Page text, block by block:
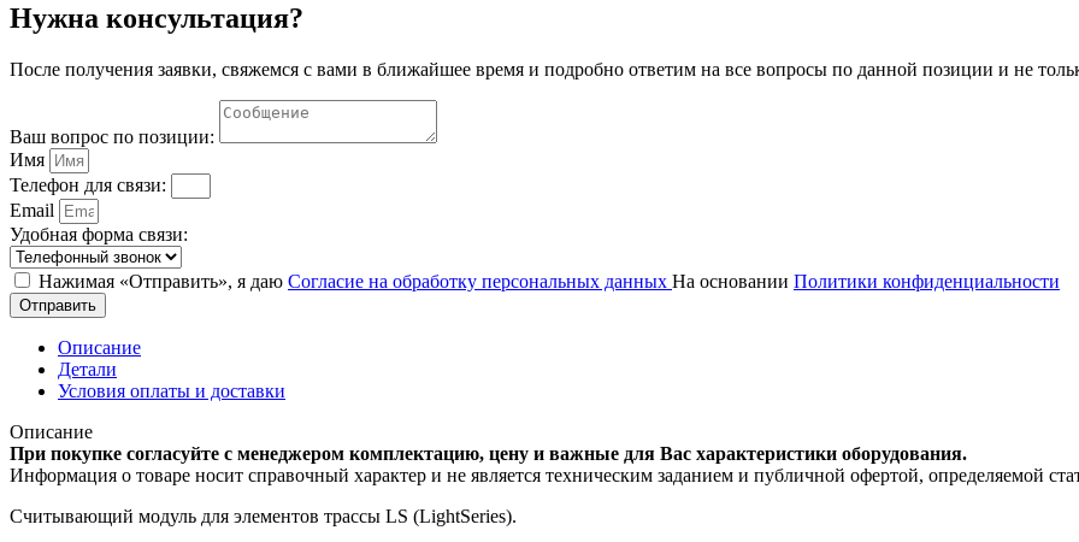
Нужна консультация?
После получения заявки, свяжемся с вами в ближайшее время и подробно ответим на все вопросы по данной позиции и не
Ваш вопрос по позиции:
Имя
Телефон для связи:
Email
Удобная форма связи:
Нажимая «Отправить», я даю Согласие на обработку персональных данных На основании Политики конфиденциальности
Отправить
Описание
Детали
Условия оплаты и доставки
Описание
При покупке согласуйте с менеджером комплектацию, цену и важные для Вас характеристики оборудования.
Информация о товаре носит справочный характер и не является техническим заданием и публичной офертой, определяемой
Считывающий модуль для элементов трассы LS (LightSeries).